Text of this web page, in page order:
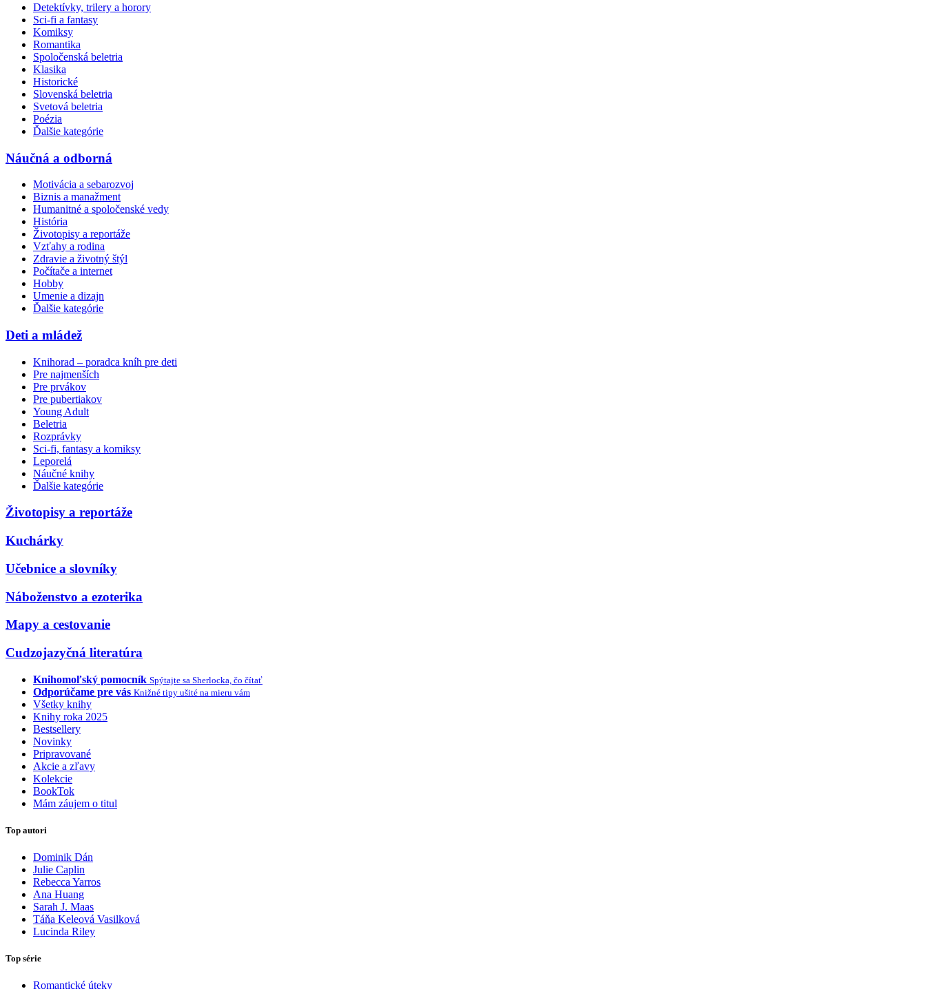
Detektívky, trilery a horory
Sci-fi a fantasy
Komiksy
Romantika
Spoločenská beletria
Klasika
Historické
Slovenská beletria
Svetová beletria
Poézia
Ďalšie kategórie
Náučná a odborná
Motivácia a sebarozvoj
Biznis a manažment
Humanitné a spoločenské vedy
História
Životopisy a reportáže
Vzťahy a rodina
Zdravie a životný štýl
Počítače a internet
Hobby
Umenie a dizajn
Ďalšie kategórie
Deti a mládež
Knihorad – poradca kníh pre deti
Pre najmenších
Pre prvákov
Pre pubertiakov
Young Adult
Beletria
Rozprávky
Sci-fi, fantasy a komiksy
Leporelá
Náučné knihy
Ďalšie kategórie
Životopisy a reportáže
Kuchárky
Učebnice a slovníky
Náboženstvo a ezoterika
Mapy a cestovanie
Cudzojazyčná literatúra
Knihomoľský pomocník Spýtajte sa Sherlocka, čo čítať
Odporúčame pre vás Knižné tipy ušité na mieru vám
Všetky knihy
Knihy roka 2025
Bestsellery
Novinky
Pripravované
Akcie a zľavy
Kolekcie
BookTok
Mám záujem o titul
Top autori
Dominik Dán
Julie Caplin
Rebecca Yarros
Ana Huang
Sarah J. Maas
Táňa Keleová Vasilková
Lucinda Riley
Top série
Romantické úteky